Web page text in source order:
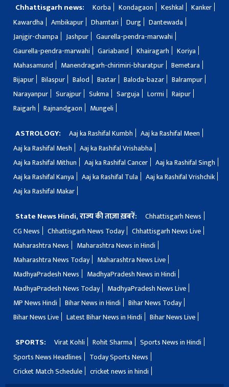
Chhattisgarh news: Korba Kondagaon Keshkal
Kanker
Kawardha
Ambikapur Dhamtari Durg
Dantewada
Janjgir-champa
Jashpur
Gaurella-pendra-marwahi
Gaurella-pendra-marwahi
Gariaband Khairagarh
Koriya
Mahasamund
Manendragarh-chirimiri-bharatpur
Bemetara
Bijapur
Bilaspur Balod Bastar Baloda-bazar
Balrampur
Narayanpur
Surajpur Sukma Sarguja Lormi
Raipur
Raigarh
Rajnandgaon Mungeli
ASTROLOGY: Aaj ka Rashifal Kumbh
Aaj ka Rashifal Meen
Aaj ka Rashifal Mesh
Aaj ka Rashifal Vrishabha
Aaj ka Rashifal Mithun
Aaj ka Rashifal Cancer
Aaj ka Rashifal Singh
Aaj ka Rashifal Kanya
Aaj ka Rashifal Tula
Aaj ka Rashifal Vrishchik
Aaj ka Rashifal Makar
State News Hindi, राज्य की ताज़ा ख़बरें:
Chhattisgarh News
CG News
Chhattisgarh News Today
Chhattisgarh News Live
Maharashtra News
Maharashtra News in Hindi
Maharashtra News Today
Maharashtra News Live
MadhyaPradesh News
MadhyaPradesh News in Hindi
MadhyaPradesh News Today
MadhyaPradesh News Live
MP News Hindi
Bihar News in Hindi
Bihar News Today
Bihar News Live
Latest Bihar News in Hindi Bihar News Live
SPORTS: Virat Kohli Rohit Sharma
Sports News in Hindi
Sports News Headlines
Today Sports News
Cricket Match Schedule
cricket news in hindi